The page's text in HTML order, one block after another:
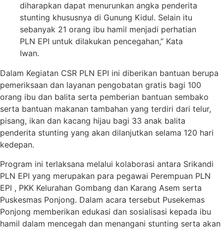
diharapkan dapat menurunkan angka penderita
stunting khususnya di Gunung Kidul. Selain itu
sebanyak 21 orang ibu hamil menjadi perhatian
PLN EPI untuk dilakukan pencegahan,” Kata
Iwan.
Dalam Kegiatan CSR PLN EPI ini diberikan bantuan berupa
pemeriksaan dan layanan pengobatan gratis bagi 100
orang ibu dan balita serta pemberian bantuan sembako
serta bantuan makanan tambahan yang terdiri dari telur,
pisang, ikan dan kacang hijau bagi 33 anak balita
penderita stunting yang akan dilanjutkan selama 120 hari
kedepan.
Program ini terlaksana melalui kolaborasi antara Srikandi
PLN EPI yang merupakan para pegawai Perempuan PLN
EPI , PKK Kelurahan Gombang dan Karang Asem serta
Puskesmas Ponjong. Dalam acara tersebut Pusekemas
Ponjong memberikan edukasi dan sosialisasi kepada ibu
hamil dalam mencegah dan menangani stunting serta akan